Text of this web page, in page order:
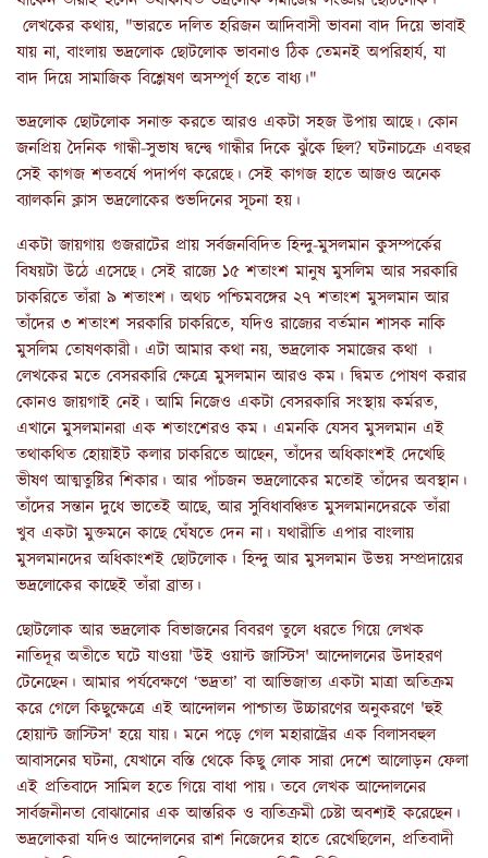
লেখকের কথায়, "ভারতে দলিত হরিজন আদিবাসী ভাবনা বাদ দিয়ে ভাবাই
যায় না, বাংলায় ভদ্রলোক ছোটলোক ভাবনাও ঠিক তেমনই অপরিহার্য, যা
বাদ দিয়ে সামাজিক বিশ্লেষণ অসম্পূর্ণ হতে বাধ্য।"
ভদ্রলোক ছোটলোক সনাক্ত করতে আরও একটা সহজ উপায় আছে। কোন
জনপ্রিয় দৈনিক গান্ধী-সুভাষ দ্বন্দ্বে গান্ধীর দিকে ঝুঁকে ছিল? ঘটনাচক্রে এবছর
সেই কাগজ শতবর্ষে পদার্পণ করেছে। সেই কাগজ হাতে আজও অনেক
ব্যালকনি ক্লাস ভদ্রলোকের শুভদিনের সূচনা হয়।
একটা জায়গায় গুজরাটের প্রায় সর্বজনবিদিত হিন্দু-মুসলমান কুসম্পর্কের
বিষয়টা উঠে এসেছে। সেই রাজ্যে ১৫ শতাংশ মানুষ মুসলিম আর সরকারি
চাকরিতে তাঁরা ৯ শতাংশ। অথচ পশ্চিমবঙ্গের ২৭ শতাংশ মুসলমান আর
তাঁদের ৩ শতাংশ সরকারি চাকরিতে, যদিও রাজ্যের বর্তমান শাসক নাকি
মুসলিম তোষণকারী। এটা আমার কথা নয়, ভদ্রলোক সমাজের কথা ।
লেখকের মতে বেসরকারি ক্ষেত্রে মুসলমান আরও কম। দ্বিমত পোষণ করার
কোনও জায়গাই নেই। আমি নিজেও একটা বেসরকারি সংস্থায় কর্মরত,
এখানে মুসলমানরা এক শতাংশেরও কম। এমনকি যেসব মুসলমান এই
তথাকথিত হোয়াইট কলার চাকরিতে আছেন, তাঁদের অধিকাংশই দেখেছি
ভীষণ আত্মতুষ্টির শিকার। আর পাঁচজন ভদ্রলোকের মতোই তাঁদের অবস্থান।
তাঁদের সন্তান দুধে ভাতেই আছে, আর সুবিধাবঞ্চিত মুসলমানদেরকে তাঁরা
খুব একটা মুক্তমনে কাছে ঘেঁষতে দেন না। যথারীতি এপার বাংলায়
মুসলমানদের অধিকাংশই ছোটলোক। হিন্দু আর মুসলমান উভয় সম্প্রদায়ের
ভদ্রলোকের কাছেই তাঁরা ব্রাত্য।
ছোটলোক আর ভদ্রলোক বিভাজনের বিবরণ তুলে ধরতে গিয়ে লেখক
নাতিদূর অতীতে ঘটে যাওয়া 'উই ওয়ান্ট জাস্টিস' আন্দোলনের উদাহরণ
টেনেছেন। আমার পর্যবেক্ষণে ‘ভদ্রতা’ বা আভিজাত্য একটা মাত্রা অতিক্রম
করে গেলে কিছুক্ষেত্রে এই আন্দোলন পাশ্চাত্য উচ্চারণের অনুকরণে 'হুই
হোয়ান্ট জাস্টিস' হয়ে যায়। মনে পড়ে গেল মহারাষ্ট্রের এক বিলাসবহুল
আবাসনের ঘটনা, যেখানে বস্তি থেকে কিছু লোক সারা দেশে আলোড়ন ফেলা
এই প্রতিবাদে সামিল হতে গিয়ে বাধা পায়। তবে লেখক আন্দোলনের
সার্বজনীনতা বোঝানোর এক আন্তরিক ও ব্যতিক্রমী চেষ্টা অবশ্যই করেছেন।
ভদ্রলোকরা যদিও আন্দোলনের রাশ নিজেদের হাতে রেখেছিলেন, প্রতিবাদী